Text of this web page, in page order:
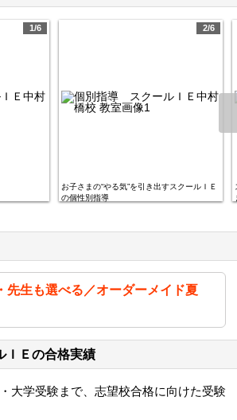
1/6 2/6
お子さまの“やる気”を引き出すスクールＩＥ
の個性別指導
先生も選べる／オーダーメイド夏
Ｅの合格実績
大学受験まで、志望校合格に向けた受験